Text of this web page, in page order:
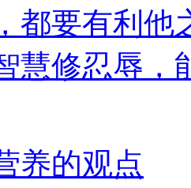
都要有利他
慧修忍辱，
养的观点